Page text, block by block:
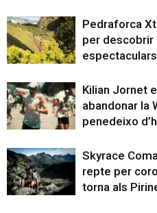
Pedraforca
per descobrir
Kilian Jornet
abandonar la
penedeixo
Skyrace
repte per
torna als